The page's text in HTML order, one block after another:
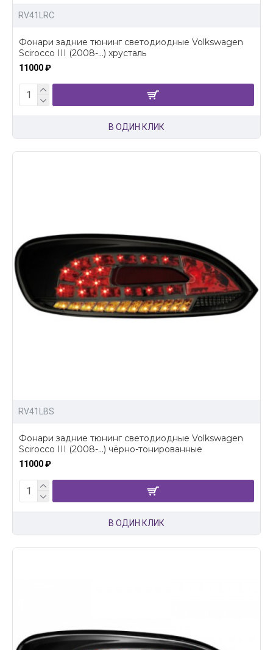
RV41LRC
Фонари задние тюнинг светодиодные Volkswagen
Scirocco III (2008-...) хрусталь
11000 ₽
В ОДИН КЛИК
RV41LBS
Фонари задние тюнинг светодиодные Volkswagen
Scirocco III (2008-...) чёрно-тонированные
11000 ₽
В ОДИН КЛИК